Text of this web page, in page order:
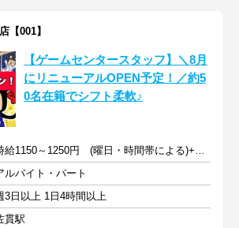
【001】
【ゲームセンタースタッフ】＼8月
にリニューアルOPEN予定！／約5
0名在籍でシフト柔軟♪
時給1150～1250円 (曜日・時間帯による)+交通費
ルバイト・パート
3日以上 1日4時間以上
貫駅